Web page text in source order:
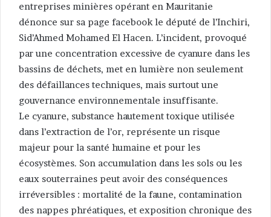
entreprises minières opérant en Mauritanie
dénonce sur sa page facebook le député de l’Inchiri,
Sid’Ahmed Mohamed El Hacen. L’incident, provoqué
par une concentration excessive de cyanure dans les
bassins de déchets, met en lumière non seulement
des défaillances techniques, mais surtout une
gouvernance environnementale insuffisante.
Le cyanure, substance hautement toxique utilisée
dans l’extraction de l’or, représente un risque
majeur pour la santé humaine et pour les
écosystèmes. Son accumulation dans les sols ou les
eaux souterraines peut avoir des conséquences
irréversibles : mortalité de la faune, contamination
des nappes phréatiques, et exposition chronique des